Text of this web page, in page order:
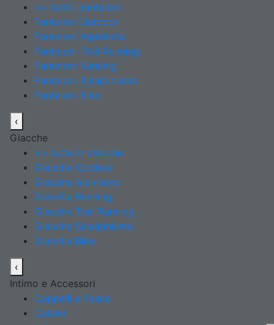
>> tutti i pantaloni
Pantaloni Outdoor
Pantaloni Alpinismo
Pantaloni Trail Running
Pantaloni Running
Pantaloni Scialpinismo
Pantaloni Bike
‹
Giacche
>> tutte le giacche
Giacche Outdoor
Giacche Alpinismo
Giacche Running
Giacche Trail Running
Giacche Scialpinismo
Giacche Bike
‹
Intimo e Accessori
Cappelli e Fasce
Calzini